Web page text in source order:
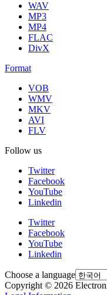
WAV
MP3
MP4
FLAC
DivX
Format
VOB
WMV
MKV
AVI
FLV
Follow us
Twitter
Facebook
YouTube
Linkedin
Twitter
Facebook
YouTube
Linkedin
Choose a language
Copyright © 2026